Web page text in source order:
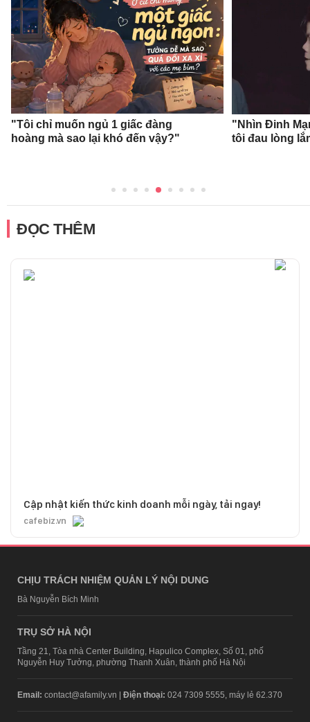
"Tôi chỉ muốn ngủ 1 giấc đàng
hoàng mà sao lại khó đến vậy?"
"Nhìn Đinh
tôi đau lòng
ĐỌC THÊM
Cập nhật kiến thức kinh doanh mỗi ngày, tải ngay!
cafebiz.vn
CHỊU TRÁCH NHIỆM QUẢN LÝ NỘI DUNG
Bà Nguyễn Bích Minh
TRỤ SỞ HÀ NỘI
Tầng 21, Tòa nhà Center Building, Hapulico Complex, Số 01, phố
Nguyễn Huy Tưởng, phường Thanh Xuân, thành phố Hà Nội
Email: contact@afamily.vn | Điện thoại: 024 7309 5555, máy lẻ 62.370